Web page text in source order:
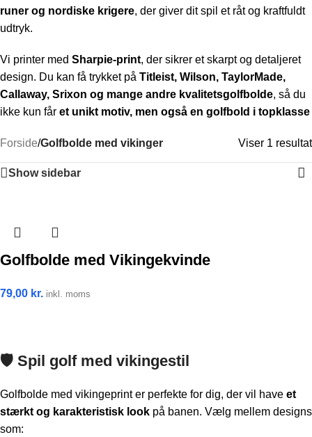
runer og nordiske krigere, der giver dit spil et råt og kraftfuldt
udtryk.
Vi printer med Sharpie-print, der sikrer et skarpt og detaljeret
design. Du kan få trykket på Titleist, Wilson, TaylorMade,
Callaway, Srixon og mange andre kvalitetsgolfbolde, så du
ikke kun får et unikt motiv, men også en golfbold i topklasse
Forside/Golfbolde med vikinger Viser 1 resultat
Show sidebar
Golfbolde med Vikingekvinde
79,00 kr. inkl. moms
🛡 Spil golf med vikingestil
Golfbolde med vikingeprint er perfekte for dig, der vil have et
stærkt og karakteristisk look på banen. Vælg mellem designs
som: